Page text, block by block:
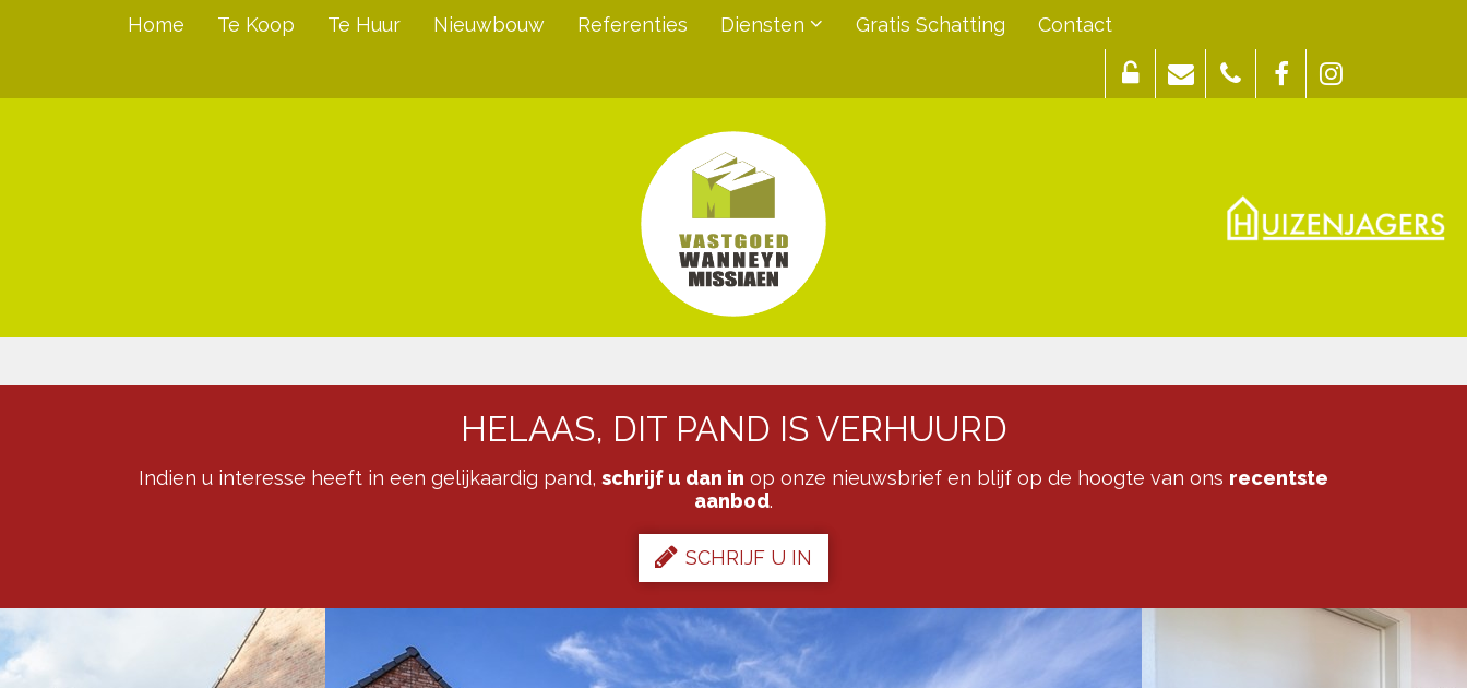
Home Te Koop Te Huur Nieuwbouw Referenties Diensten Gratis Schatting Contact
HELAAS, DIT PAND IS VERHUURD
Indien u interesse heeft in een gelijkaardig pand, schrijf u dan in op onze nieuwsbrief en blijf op de hoogte van ons recentste
aanbod.
SCHRIJF U IN